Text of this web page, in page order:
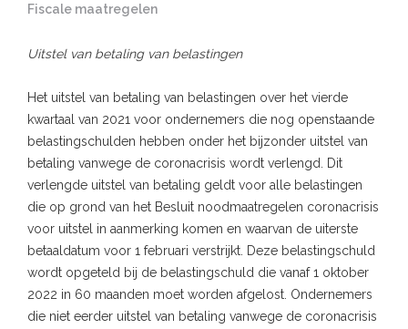
Fiscale maatregelen
Uitstel van betaling van belastingen
Het uitstel van betaling van belastingen over het vierde
kwartaal van 2021 voor ondernemers die nog openstaande
belastingschulden hebben onder het bijzonder uitstel van
betaling vanwege de coronacrisis wordt verlengd. Dit
verlengde uitstel van betaling geldt voor alle belastingen
die op grond van het Besluit noodmaatregelen coronacrisis
voor uitstel in aanmerking komen en waarvan de uiterste
betaaldatum voor 1 februari verstrijkt. Deze belastingschuld
wordt opgeteld bij de belastingschuld die vanaf 1 oktober
2022 in 60 maanden moet worden afgelost. Ondernemers
die niet eerder uitstel van betaling vanwege de coronacrisis